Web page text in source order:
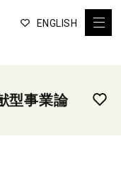
ENGLISH
型事業論